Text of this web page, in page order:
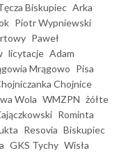
Biskupiec Arka
Piotr Wypniewski
Paweł
licytacje Adam
Mrągowo Pisa
Chojnice
Wola WMZPN żółte
Rominta
Resovia Biskupiec
GKS Tychy Wisła